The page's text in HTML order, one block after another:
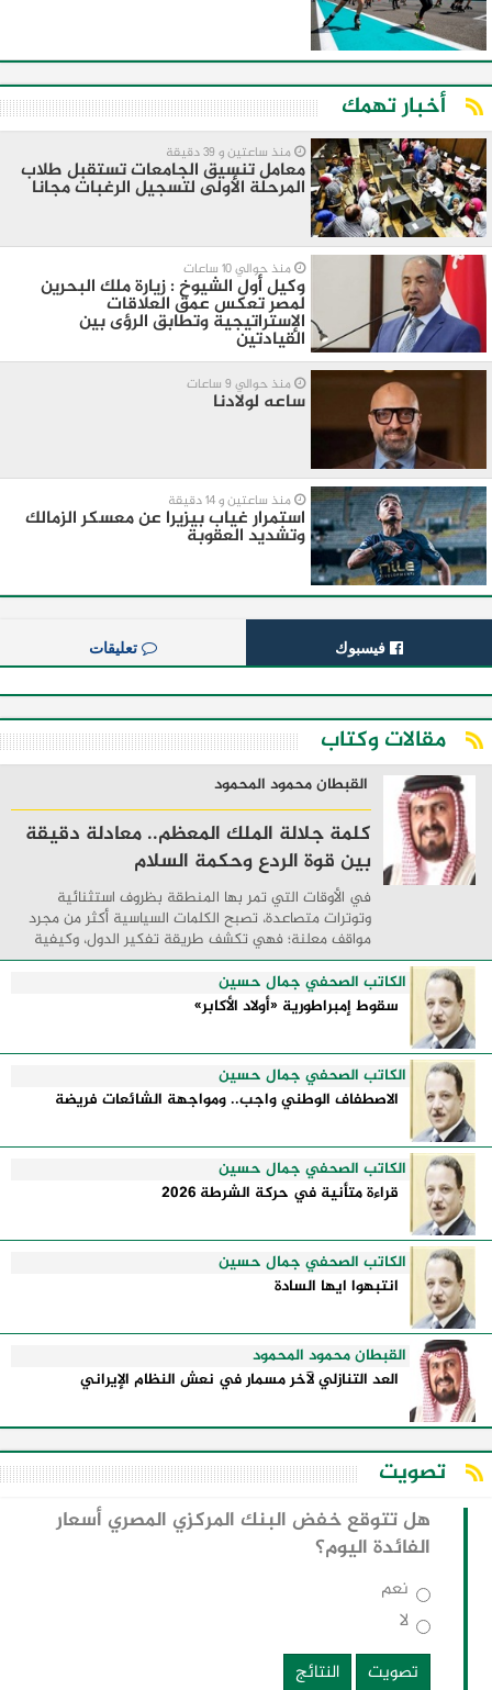
أخبار تهمك
منذ ساعتين و 39 دقيقة
معامل تنسيق الجامعات تستقبل طلاب
المرحلة الأولى لتسجيل الرغبات مجانا
منذ حوالي 10 ساعات
وكيل أول الشيوخ : زيارة ملك البحرين
لمصر تعكس عمق العلاقات
الإستراتيجية وتطابق الرؤى بين
القيادتين
منذ حوالي 9 ساعات
ساعه لولادنا
منذ ساعتين و 14 دقيقة
استمرار غياب بيزيرا عن معسكر الزمالك
وتشديد العقوبة
فيسبوك تعليقات
مقالات وكتاب
القبطان محمود المحمود
كلمة جلالة الملك المعظم.. معادلة دقيقة
بين قوة الردع وحكمة السلام
في الأوقات التي تمر بها المنطقة بظروف استثنائية
وتوترات متصاعدة، تصبح الكلمات السياسية أكثر من مجرد
مواقف معلنة؛ فهي تكشف طريقة تفكير الدول، وكيفية
إدارتها للأزمات، والحدود التي تفصل بين القوة ...
الكاتب الصحفي جمال حسين
سقوط إمبراطورية «أولاد الأكابر»
الكاتب الصحفي جمال حسين
الاصطفاف الوطني واجب.. ومواجهة الشائعات فريضة
الكاتب الصحفي جمال حسين
قراءة متأنية في حركة الشرطة 2026
الكاتب الصحفي جمال حسين
انتبهوا ايها السادة
القبطان محمود المحمود
العد التنازلي لآخر مسمار في نعش النظام الإيراني
تصويت
هل تتوقع خفض البنك المركزي المصري أسعار
الفائدة اليوم؟
نعم
لا
تصويت
النتائج